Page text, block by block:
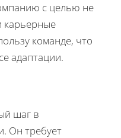
с целью не
карьерные
команде, что
адаптации.
шаг в
Он требует